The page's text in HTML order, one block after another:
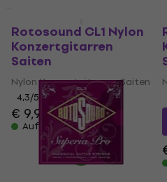
Rotosound CL1 Nylon
Konzertgitarren
Saiten
Nylon Konzertgitarren Saiten
4,3/5
€ 9,99
Auf Lager